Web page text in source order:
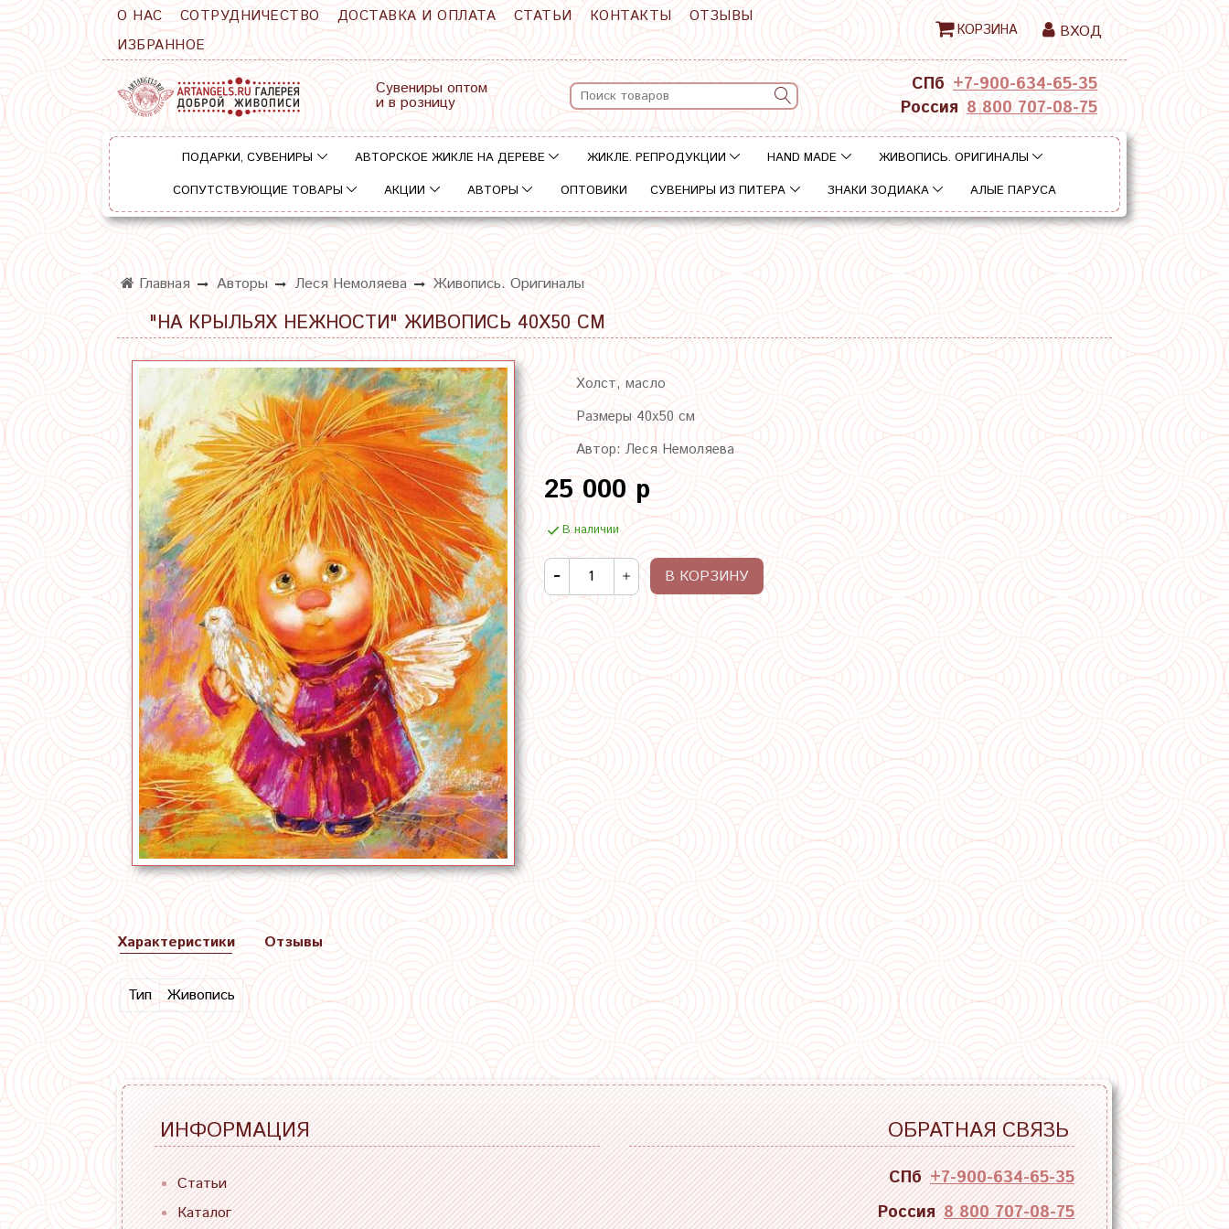
О НАС СОТРУДНИЧЕСТВО ДОСТАВКА И ОПЛАТА СТАТЬИ КОНТАКТЫ
ОТЗЫВЫ
ИЗБРАННОЕ
КОРЗИНА ВХОД
Сувениры оптом
и в розницу
СПб +7-900-634-65-35
Россия 8 800 707-08-75
ПОДАРКИ, СУВЕНИРЫ АВТОРСКОЕ ЖИКЛЕ НА ДЕРЕВЕ ЖИКЛЕ. РЕПРОДУКЦИИ HAND MADE
ЖИВОПИСЬ. ОРИГИНАЛЫ
СОПУТСТВУЮЩИЕ ТОВАРЫ
АКЦИИ АВТОРЫ ОПТОВИКИ СУВЕНИРЫ ИЗ ПИТЕРА ЗНАКИ ЗОДИАКА АЛЫЕ ПАРУСА
Главная Авторы Леся Немоляева Живопись. Оригиналы
"НА КРЫЛЬЯХ НЕЖНОСТИ" ЖИВОПИСЬ 40Х50 СМ
Холст, масло
Размеры 40х50 см
Автор: Леся Немоляева
25 000 р
В наличии
В КОРЗИНУ
Характеристики
Тип Живопись
Отзывы
ИНФОРМАЦИЯ
Статьи
Каталог
ОБРАТНАЯ СВЯЗЬ
СПб +7-900-634-65-35
Россия 8 800 707-08-75